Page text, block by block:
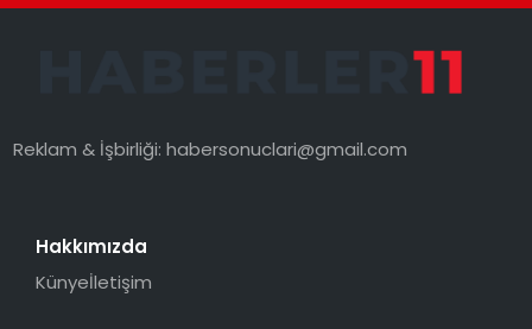
Reklam & İşbirliği:habersonuclari@gmail.com
Hakkımızda
Künyeİletişim